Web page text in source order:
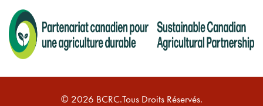
© 2026 BCRC.Tous Droits Réservés.